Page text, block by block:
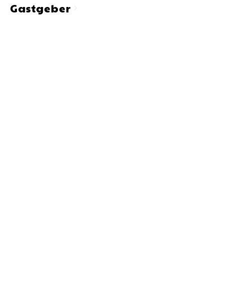
Gastgeberchevron_right